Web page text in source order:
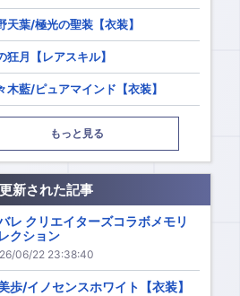
天葉/極光の聖装【衣装】
狂月【レアスキル】
木藍/ピュアマインド【衣装】
もっと見る
新された記事
レ クリエイターズコラボメモリ
クション
06/22 23:38:40
歩/イノセンスホワイト【衣装】